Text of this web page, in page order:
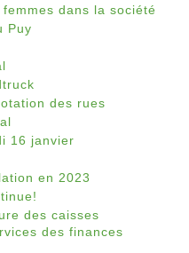
dans la société
Puy
des rues
16 janvier
en 2023
des caisses
des finances